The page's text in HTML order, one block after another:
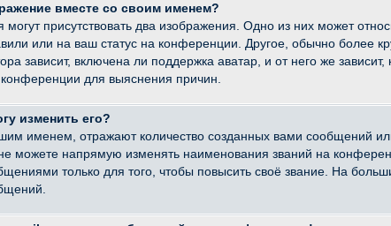
вместе со своим именем?
присутствовать два изображения. Одно из них может
или на ваш статус на конференции. Другое, обычно более
зависит, включена ли поддержка аватар, и от него же
для выяснения причин.
изменить его?
именем, отражают количество созданных вами сообщений
можете напрямую изменять наименования званий на
только для того, чтобы повысить своё звание. На